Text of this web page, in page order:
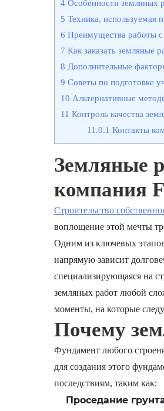
4Особенности земляных
5 Техника, используемая
6 Преимущества работы
7 Как заказать земляные
8 Дополнительные
9 Советы по подготовке
10 Альтернативные
11 Контроль качества
11.0.1 Контакты
Земляные
компания
Строительство
воплощение этой мечты
Одним из ключевых
напрямую зависит
специализирующаяся на
земляных работ любой
моменты, на которые
Почему
Фундамент любого
для создания этого
последствиям, таким как:
Проседание